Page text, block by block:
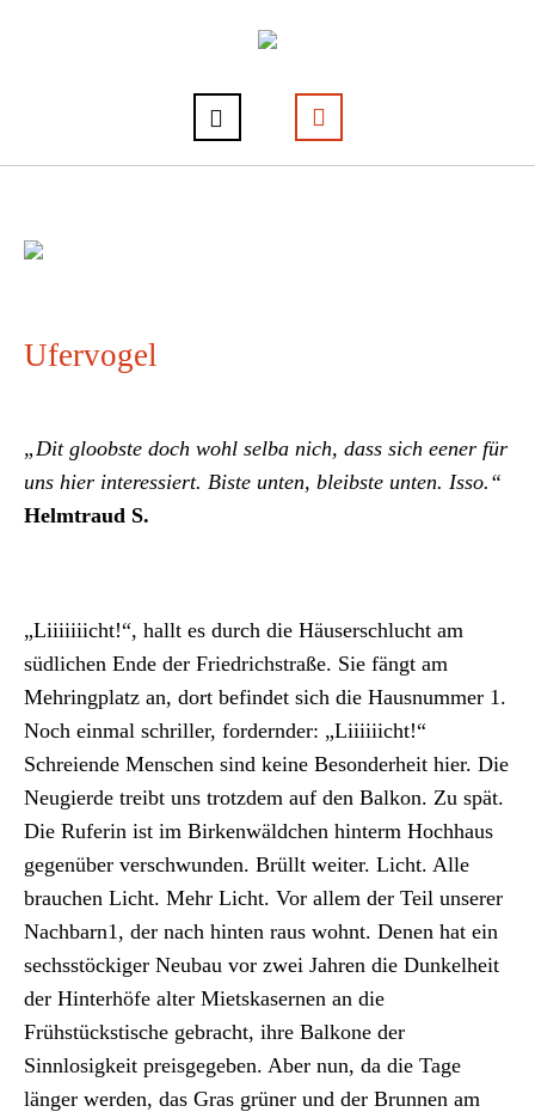
Ufervogel
„Dit gloobste doch wohl selba nich, dass sich eener für
uns hier interessiert. Biste unten, bleibste unten. Isso.“
Helmtraud S.
„Liiiiiiicht!“, hallt es durch die Häuserschlucht am
südlichen Ende der Friedrichstraße. Sie fängt am
Mehringplatz an, dort befindet sich die Hausnummer 1.
Noch einmal schriller, fordernder: „Liiiiiicht!“
Schreiende Menschen sind keine Besonderheit hier. Die
Neugierde treibt uns trotzdem auf den Balkon. Zu spät.
Die Ruferin ist im Birkenwäldchen hinterm Hochhaus
gegenüber verschwunden. Brüllt weiter. Licht. Alle
brauchen Licht. Mehr Licht. Vor allem der Teil unserer
Nachbarn1, der nach hinten raus wohnt. Denen hat ein
sechsstöckiger Neubau vor zwei Jahren die Dunkelheit
der Hinterhöfe alter Mietskasernen an die
Frühstückstische gebracht, ihre Balkone der
Sinnlosigkeit preisgegeben. Aber nun, da die Tage
länger werden, das Gras grüner und der Brunnen am